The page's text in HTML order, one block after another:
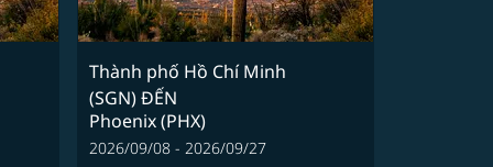
Thành phố Hồ Chí Minh
(SGN)ĐẾN
Phoenix (PHX)
2026/09/08 - 2026/09/27